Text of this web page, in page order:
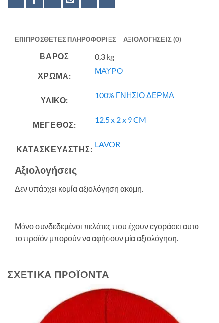
ΕΠΙΠΡΌΣΘΕΤΕΣ ΠΛΗΡΟΦΟΡΊΕΣ ΑΞΙΟΛΟΓΉΣΕΙΣ (0)
ΒΆΡΟΣ 0,3 kg
ΧΡΩΜΑ:
ΜΑΥΡΟ
ΥΛΙΚΟ:
100% ΓΝΗΣΙΟ ΔΕΡΜΑ
ΜΕΓΕΘΟΣ:
12.5 x 2 x 9 CM
ΚΑΤΑΣΚΕΥΑΣΤΗΣ:
LAVOR
Αξιολογήσεις
Δεν υπάρχει καμία αξιολόγηση ακόμη.
Μόνο συνδεδεμένοι πελάτες που έχουν αγοράσει αυτό
το προϊόν μπορούν να αφήσουν μία αξιολόγηση.
ΣΧΕΤΙΚΆ ΠΡΟΪΌΝΤΑ